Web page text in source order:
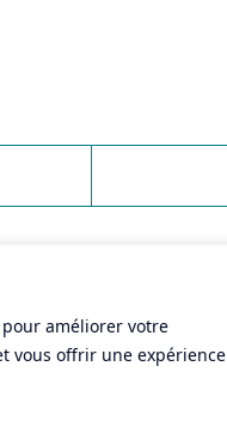
améliorer votre
vous offrir une expérience